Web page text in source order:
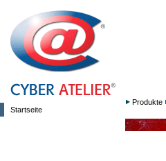
Startseite
Produkte